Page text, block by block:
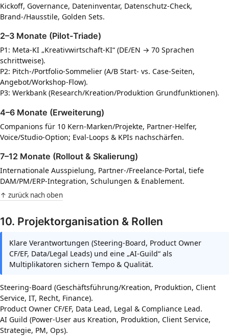
Kickoff, Governance, Dateninventar, Datenschutz-Check,
Brand-/Hausstile, Golden Sets.
2–3 Monate (Pilot-Triade)
P1: Meta-KI „Kreativwirtschaft-KI“ (DE/EN → 70 Sprachen
schrittweise).
P2: Pitch-/Portfolio-Sommelier (A/B Start- vs. Case-Seiten,
Angebot/Workshop-Flow).
P3: Werkbank (Research/Kreation/Produktion Grundfunktionen).
4–6 Monate (Erweiterung)
Companions für 10 Kern-Marken/Projekte, Partner-Helfer,
Voice/Studio-Option; Eval-Loops & KPIs nachschärfen.
7–12 Monate (Rollout & Skalierung)
Internationale Ausspielung, Partner-/Freelance-Portal, tiefe
DAM/PM/ERP-Integration, Schulungen & Enablement.
↑ zurück nach oben
10. Projektorganisation & Rollen
Klare Verantwortungen (Steering-Board, Product Owner
CF/EF, Data/Legal Leads) und eine „AI-Guild“ als
Multiplikatoren sichern Tempo & Qualität.
Steering-Board (Geschäftsführung/Kreation, Produktion, Client
Service, IT, Recht, Finance).
Product Owner CF/EF, Data Lead, Legal & Compliance Lead.
AI Guild (Power-User aus Kreation, Produktion, Client Service,
Strategie, PM, Ops).